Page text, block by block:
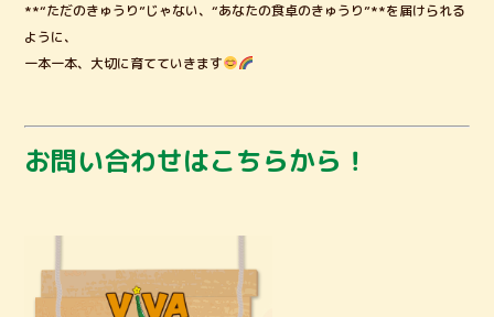
**“ただのきゅうり”じゃない、“あなたの食卓のきゅうり”**を届けられる
ように、
一本一本、大切に育てていきます
お問い合わせはこちらから！